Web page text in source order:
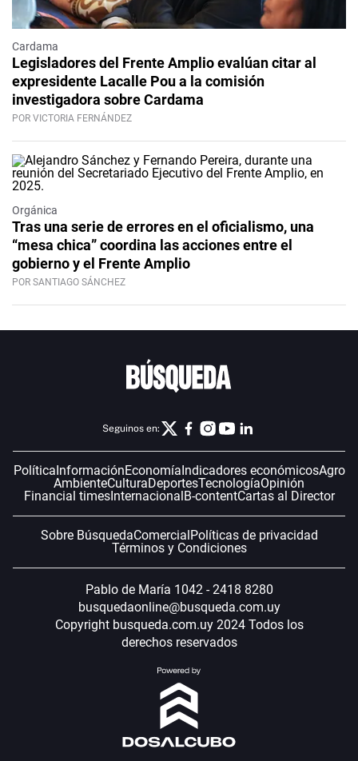
Cardama
Legisladores del Frente Amplio evalúan citar al
expresidente Lacalle Pou a la comisión
investigadora sobre Cardama
POR VICTORIA FERNÁNDEZ
Orgánica
Tras una serie de errores en el oficialismo, una
“mesa chica” coordina las acciones entre el
gobierno y el Frente Amplio
POR SANTIAGO SÁNCHEZ
Seguinos en:
PolíticaInformaciónEconomíaIndicadores económicosAgro
AmbienteCulturaDeportesTecnologíaOpinión
Financial timesInternacionalB-contentCartas al Director
Sobre BúsquedaComercialPolíticas de privacidad
Términos y Condiciones
Pablo de María 1042 - 2418 8280
busquedaonline@busqueda.com.uy
Copyright busqueda.com.uy 2024 Todos los
derechos reservados